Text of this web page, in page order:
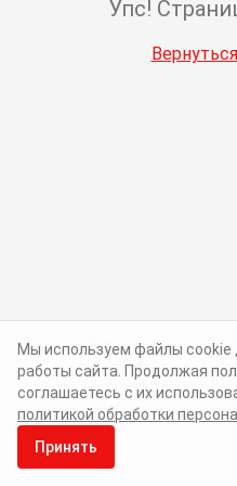
Упс!
Мы используем файлы cookie
работы сайта. Продолжая
соглашаетесь с их
политикой обработки
Принять